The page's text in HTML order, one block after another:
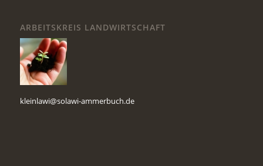
ARBEITSKREIS LANDWIRTSCHAFT
kleinlawi@solawi-ammerbuch.de